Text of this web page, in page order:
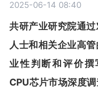
2025-06-14 08:40
共研产业研究院通
人士和相关企业高
业性判断和评价撰
CPU芯片市场深度